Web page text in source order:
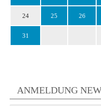
24 25 26
31
ANMELDUNG